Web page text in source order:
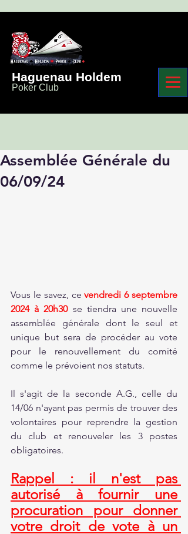
Haguenau Holdem
Poker Club
Assemblée Générale du
06/09/24
Vous le savez, ce vendredi 6 septembre
2024 à 20h30 se tiendra une nouvelle
assemblée générale dont le seul et
unique but sera de procéder au vote
pour le renouvellement du comité
comme le prévoient nos statuts.
Il s'agit de la seconde A.G., celle du
14/06 n'ayant pas permis de trouver des
volontaires pour reprendre la gestion
du club et renouveler les 3 postes
obligatoires.
Rappel : il n'est pas
autorisé à fournir une
procuration pour donner
votre droit de vote à un